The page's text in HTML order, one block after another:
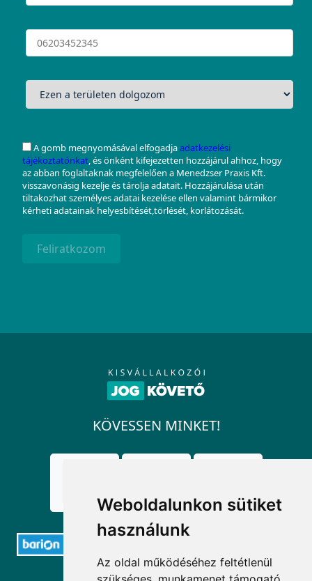
Weboldalunkon sütiket
használunk
Az oldal működéséhez feltétlenül
A gomb megnyomásával elfogadjaadatkezelési
tájékoztatónkat, és önként kifejezetten hozzájárul ahhoz, hogy
az abban foglaltaknak megfelelően a Menedzser Praxis Kft.
visszavonásig kezelje és tárolja adatait. Hozzájárulása után
tiltakozhat személyes adatai kezelése ellen valamint bármikor
kérheti adatainak helyesbítését,törlését, korlátozását.
Feliratkozom
KÖVESSEN MINKET!